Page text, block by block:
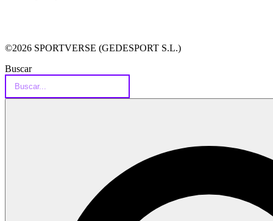
©2026 SPORTVERSE (GEDESPORT S.L.)
Buscar